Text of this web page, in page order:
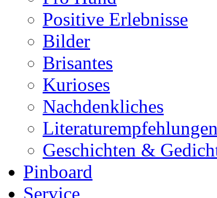
Positive Erlebnisse
Bilder
Brisantes
Kurioses
Nachdenkliches
Geschichten &
Pinboard
Service